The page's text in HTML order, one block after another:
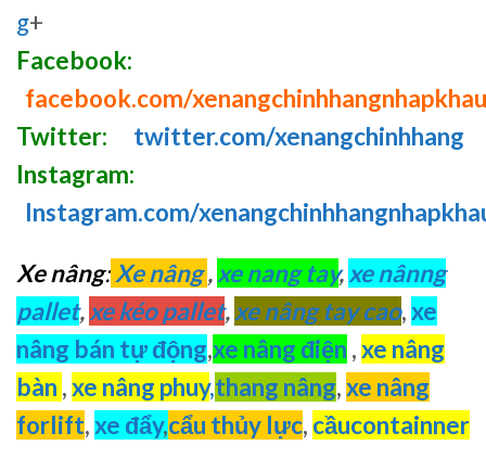
g+
Facebook:
facebook.com/xenangchinhhangnhapkhau
Twitter:
twitter.com/xenangchinhhang
Instagram:
Instagram.com/
Xe nâng:Xe nâng,xe nang tay,xe nânng
pallet,xe kéo pallet,xe nâng tay cao,xe
nâng bán tự động,xe nâng điện ,xe nâng
bàn ,xe nâng phuy,thang nâng,xe nâng
forlift,xe đẩy,cẩu thủy lực, cầucontainner